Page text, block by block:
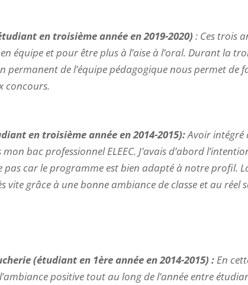
en troisième année en 2019-2020) : Ces trois
équipe et pour être plus à l’aise à l’oral. Durant la
permanent de l’équipe pédagogique nous permet
concours.
en troisième année en 2014-2015):Avoir intégré
bac professionnel ELEEC. J’avais d’abord
pas car le programme est bien adapté à notre profil.
vite grâce à une bonne ambiance de classe et au réel
(étudiant en 1ère année en 2014-2015) :En
positive tout au long de l’année entre